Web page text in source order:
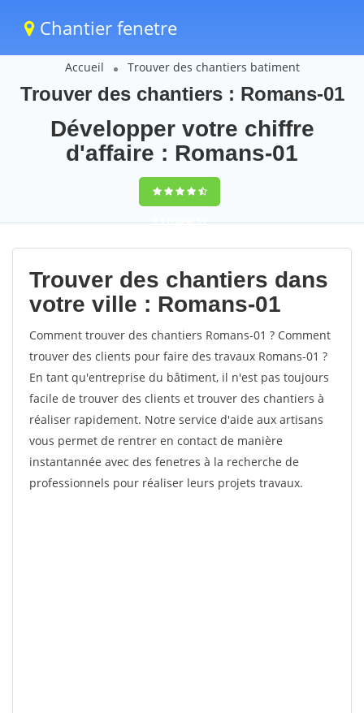
Chantier fenetre
Accueil Trouver des chantiers batiment
Trouver des chantiers : Romans-01
Développer votre chiffre
d'affaire : Romans-01
9,5(100%)59
votes
Trouver des chantiers dans
votre ville : Romans-01
Comment trouver des chantiers Romans-01 ? Comment
trouver des clients pour faire des travaux Romans-01 ?
En tant qu'entreprise du bâtiment, il n'est pas toujours
facile de trouver des clients et trouver des chantiers à
réaliser rapidement. Notre service d'aide aux artisans
vous permet de rentrer en contact de manière
instantannée avec des fenetres à la recherche de
professionnels pour réaliser leurs projets travaux.